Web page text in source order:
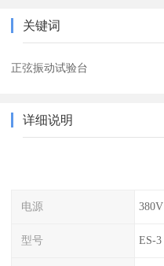
关键词
正弦振动试验台
详细说明
电源 380V
型号 ES-3